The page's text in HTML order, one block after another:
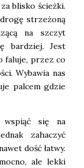
blisko ścieżki.
strzeżoną
na szczyt
bardziej. Jest
faluje, przez co
Wybawia nas
palcem gdzie
wspiąć się na
zahaczyć
dość łatwy.
ale lekki